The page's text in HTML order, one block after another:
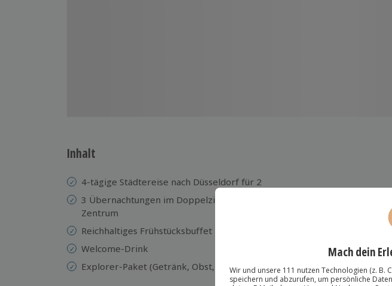
Inhalt
4-tägige Städtereise nach Düsseldorf für 2
3 Übernachtungen im Doppelzimmer des 3* Mercure Hotel Düsseldorf
Zentrum
Reichhaltiges Frühstücksbuffet
Welcome-Drink
Explorer-Paket (Getränk, Obst, Snack, Stadtplan)